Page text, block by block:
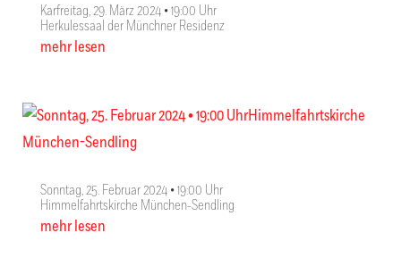
Karfreitag, 29. März 2024 • 19:00 Uhr
Herkulessaal der Münchner Residenz
mehr lesen
Sonntag, 25. Februar 2024 • 19:00 Uhr
Himmelfahrtskirche München-Sendling
mehr lesen